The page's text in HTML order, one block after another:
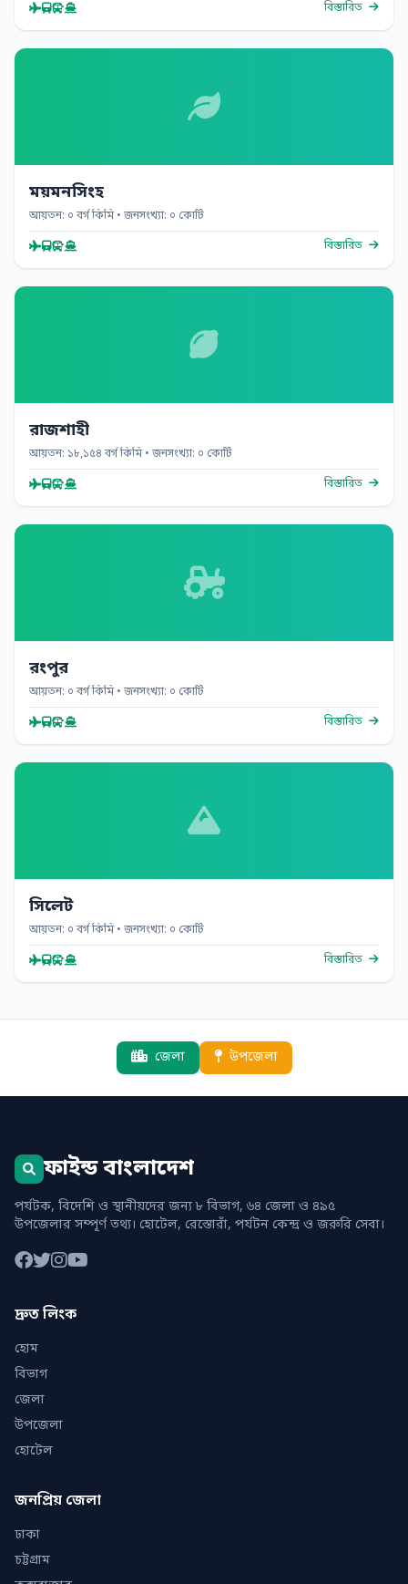
বিস্তারিত
ময়মনসিংহ
আয়তন: ০ বর্গ কিমি • জনসংখ্যা: ০ কোটি
বিস্তারিত
রাজশাহী
আয়তন: ১৮,১৫৪ বর্গ কিমি • জনসংখ্যা: ০ কোটি
বিস্তারিত
রংপুর
আয়তন: ০ বর্গ কিমি • জনসংখ্যা: ০ কোটি
বিস্তারিত
সিলেট
আয়তন: ০ বর্গ কিমি • জনসংখ্যা: ০ কোটি
বিস্তারিত
জেলা উপজেলা
ফাইন্ড বাংলাদেশ
পর্যটক, বিদেশি ও স্থানীয়দের জন্য ৮ বিভাগ, ৬৪ জেলা ও ৪৯৫
উপজেলার সম্পূর্ণ তথ্য। হোটেল, রেস্তোরাঁ, পর্যটন কেন্দ্র ও জরুরি সেবা।
দ্রুত লিংক
হোম
বিভাগ
জেলা
উপজেলা
হোটেল
জনপ্রিয় জেলা
ঢাকা
চট্টগ্রাম